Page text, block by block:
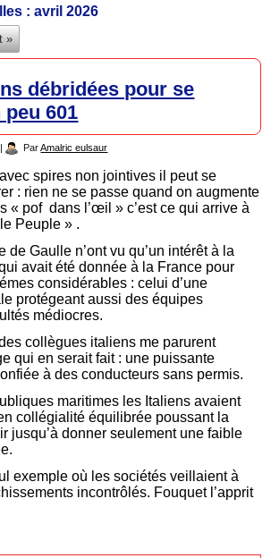
:avril 2026
»
débridées pour se
601
| Par Amalric eulsaur
spires non jointives il peut se
: rien ne se passe quand on augmente
« pof dans l’œil » c’est ce qui arrive à
Peuple » .
de Gaulle n’ont vu qu’un intérêt à la
avait été donnée à la France pour
considérables : celui d’une
protégeant aussi des équipes
médiocres.
collègues italiens me parurent
qui en serait fait : une puissante
à des conducteurs sans permis.
maritimes les Italiens avaient
collégialité équilibrée poussant la
jusqu’à donner seulement une faible
exemple où les sociétés veillaient à
incontrôlés. Fouquet l’apprit